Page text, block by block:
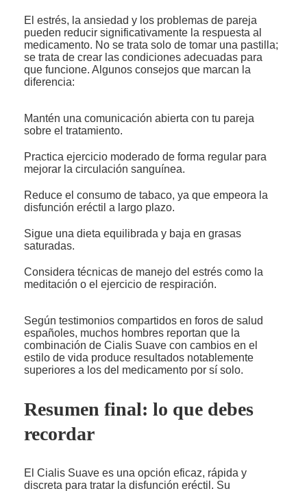
El estrés, la ansiedad y los problemas de pareja
pueden reducir significativamente la respuesta al
medicamento. No se trata solo de tomar una pastilla;
se trata de crear las condiciones adecuadas para
que funcione. Algunos consejos que marcan la
diferencia:
Mantén una comunicación abierta con tu pareja
sobre el tratamiento.
Practica ejercicio moderado de forma regular para
mejorar la circulación sanguínea.
Reduce el consumo de tabaco, ya que empeora la
disfunción eréctil a largo plazo.
Sigue una dieta equilibrada y baja en grasas
saturadas.
Considera técnicas de manejo del estrés como la
meditación o el ejercicio de respiración.
Según testimonios compartidos en foros de salud
españoles, muchos hombres reportan que la
combinación de Cialis Suave con cambios en el
estilo de vida produce resultados notablemente
superiores a los del medicamento por sí solo.
Resumen final: lo que debes
recordar
El Cialis Suave es una opción eficaz, rápida y
discreta para tratar la disfunción eréctil. Su